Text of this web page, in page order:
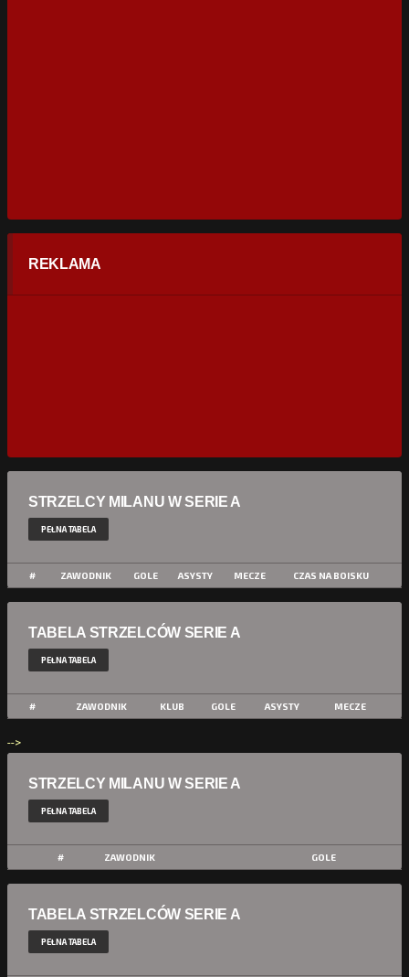
REKLAMA
STRZELCY MILANU W SERIE A
PEŁNA TABELA
# ZAWODNIK GOLE ASYSTY MECZE CZAS NA BOISKU
TABELA STRZELCÓW SERIE A
PEŁNA TABELA
# ZAWODNIK KLUB GOLE ASYSTY MECZE
-->
STRZELCY MILANU W SERIE A
PEŁNA TABELA
# ZAWODNIK GOLE
TABELA STRZELCÓW SERIE A
PEŁNA TABELA